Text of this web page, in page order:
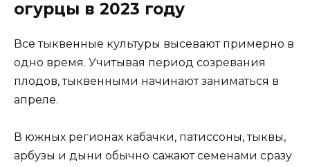
огурцы в 2023 году
Все тыквенные культуры высевают примерно в
одно время. Учитывая период созревания
плодов, тыквенными начинают заниматься в
апреле.
В южных регионах кабачки, патиссоны, тыквы,
арбузы и дыни обычно сажают семенами сразу